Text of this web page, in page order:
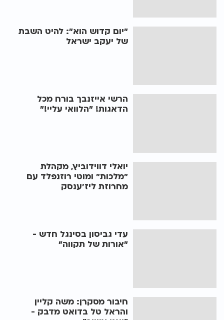
"יום קדוש הוא": להיט השבת
של יעקב ישראל
הרשי אייזנבך בורח מכל
הדאגות! "הלוואי עליי!"
יואלי דווידוביץ, מקהלת
"מלכות" ומוטי רוזנפלד עם
מחרוזת ליז'ענסק
עדי גביסון בסינגל חדש -
"אורות של תקווה"
חיבור מסקרן: משה קליין
והראל טל בדואט מדבק -